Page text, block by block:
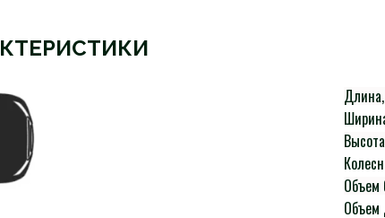
Объем
Объем